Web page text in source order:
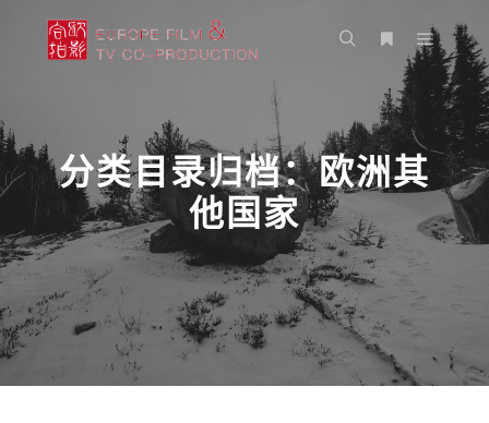
更多信息主菜单
分类目录归档：欧洲其
他国家